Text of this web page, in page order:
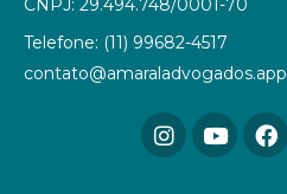
CNPJ: 29.494.748/0001-70
Telefone: (11) 99682-4517
contato@amaraladvogados.app